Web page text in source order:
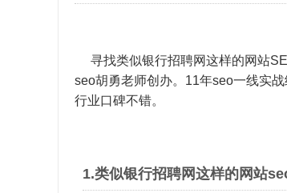
寻找类似银行招聘网这样的网站
seo胡勇老师创办。11年seo一线实
行业口碑不错。
1.类似银行招聘网这样的网站